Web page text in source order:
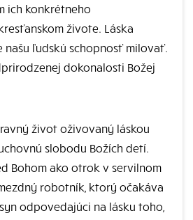
ich konkrétneho
živote. Láska
našu ľudskú schopnosť milovať.
dokonalosti Božej
život oživovaný láskou
slobodu Božích detí.
Bohom ako otrok v servilnom
robotník, ktorý očakáva
odpovedajúci na lásku toho,